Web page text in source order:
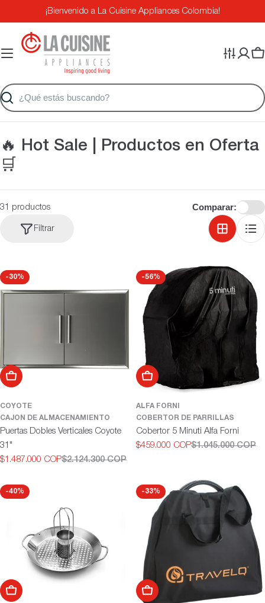
al
contenido
¡Bienvenido a La Cuisine Appliances Colombia!
Buscar
C
o
e
ó
🔥 Hot Sale | Productos en Oferta
🛒
31 productos
Filtrar
Comparar:
-30%
Añadir al carrito
COYOTE
CAJON DE ALMACENAMIENTO
Puertas Dobles Verticales Coyote
31"
Precio
oferta
$1.487.000 COP
Precio
$2.124.300 COP
-56%
Añadir al carrito
ALFA FORNI
COBERTOR DE PARRILLAS
Cobertor 5 Minuti Alfa Forni
Precio
$459.000 COP
Precio
$1.045.000 COP
-40%
Añadir al carrito
-33%
Añadir al carrito